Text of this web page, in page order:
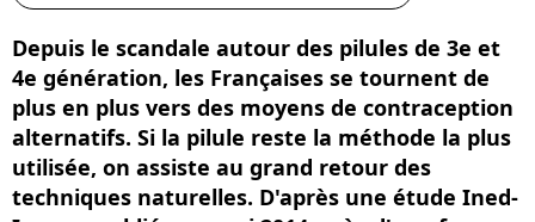
Depuis le scandale autour des pilules de 3e et
4e génération, les Françaises se tournent de
plus en plus vers des moyens de contraception
alternatifs. Si la pilule reste la méthode la plus
utilisée, on assiste au grand retour des
techniques naturelles. D'après une étude Ined-